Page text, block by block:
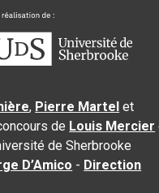
, Pierre Martel et
de Louis Mercier
de Sherbrooke
D’Amico - Direction